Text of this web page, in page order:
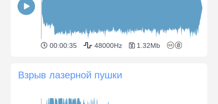
00:00:35 48000Hz 1.32Mb
Взрыв лазерной пушки